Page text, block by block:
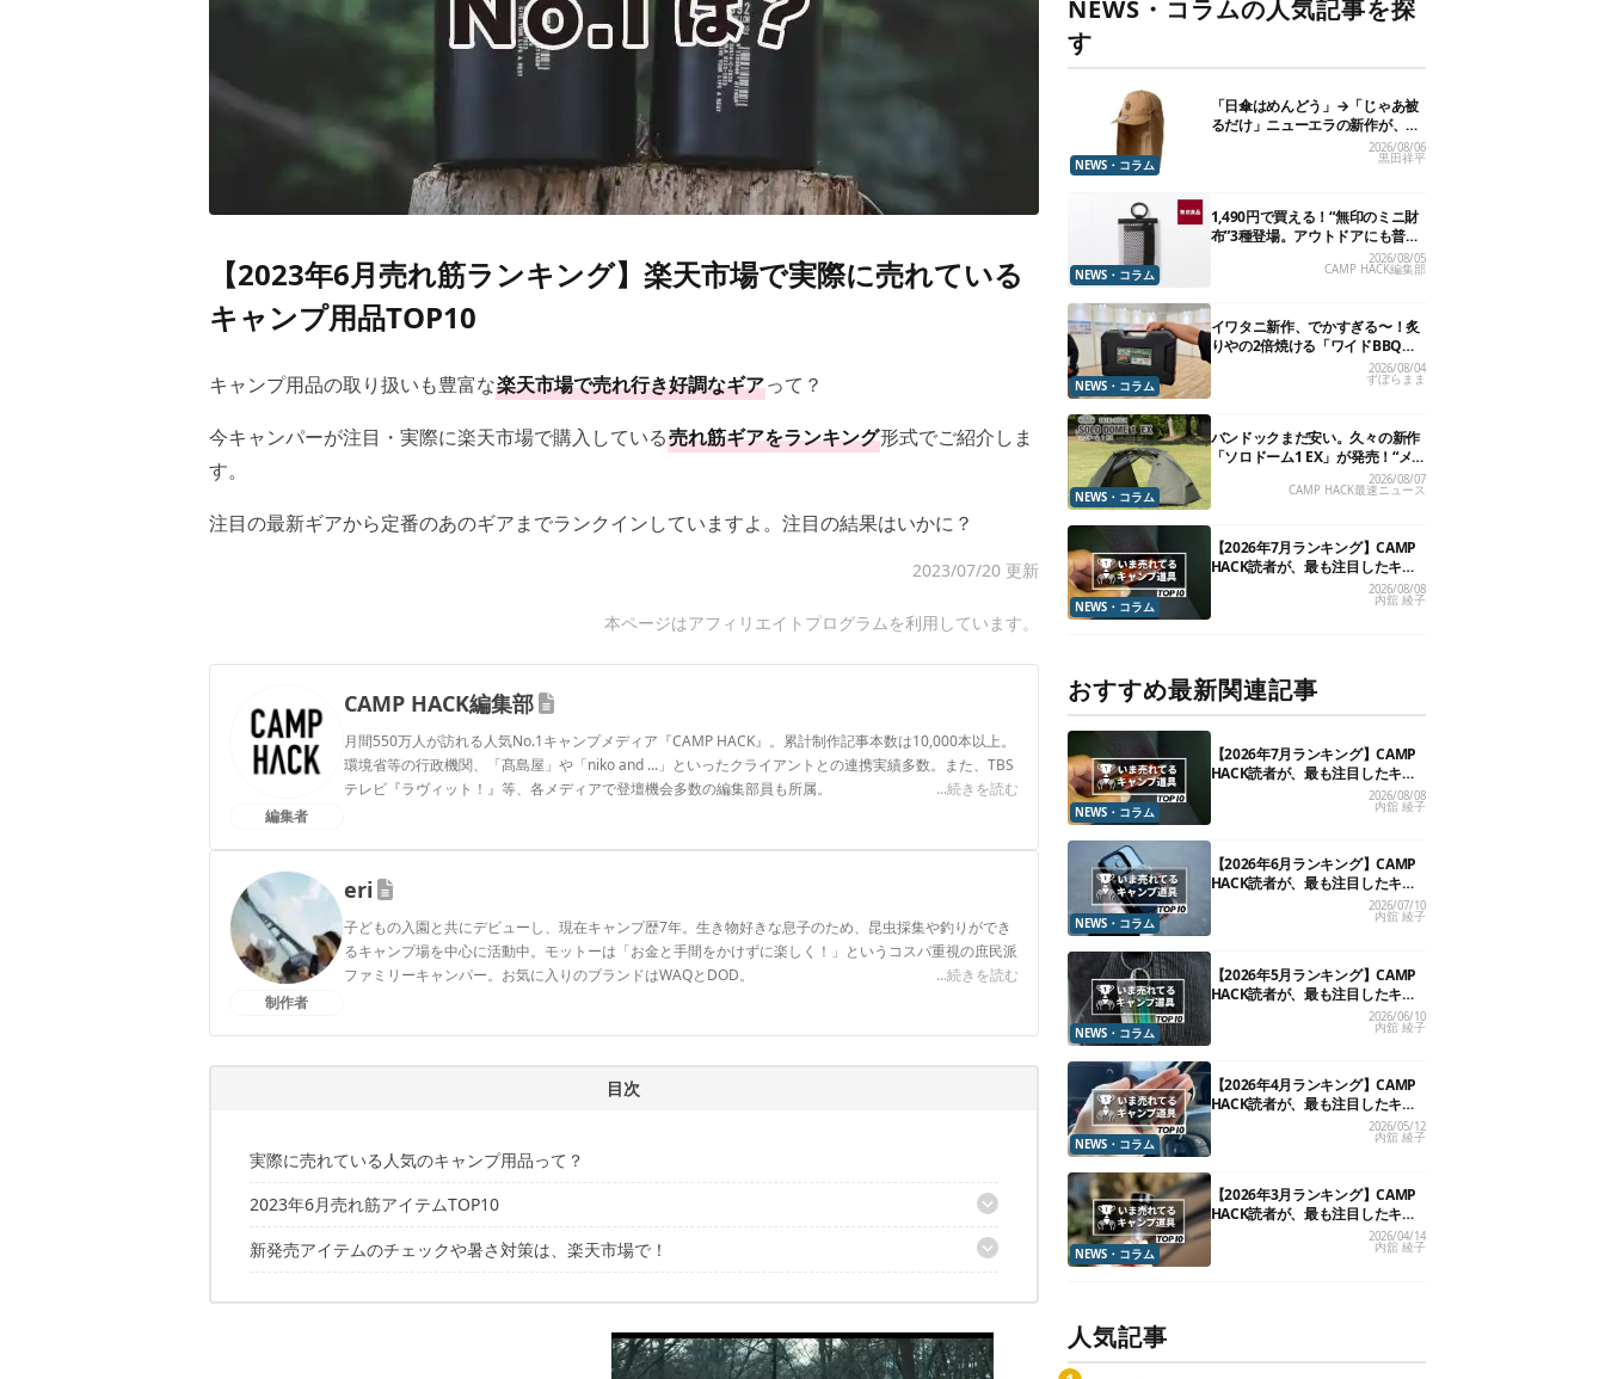
【2023年6月売れ筋ランキング】楽天市場で実際に売れている
キャンプ用品TOP10
キャンプ用品の取り扱いも豊富な楽天市場で売れ行き好調なギアって？
今キャンパーが注目・実際に楽天市場で購入している売れ筋ギアをランキング形式でご紹介しま
す。
注目の最新ギアから定番のあのギアまでランクインしていますよ。注目の結果はいかに？
2023/07/20 更新
本ページはアフィリエイトプログラムを利用しています。
編集者
CAMP HACK編集部
月間550万人が訪れる人気No.1キャンプメディア『CAMP HACK』。累計制作記事本数は10,000本以上。
環境省等の行政機関、「髙島屋」や「niko and ...」といったクライアントとの連携実績多数。また、TBS
テレビ『ラヴィット！』等、各メディアで登壇機会多数の編集部員も所属。
...続きを読む
制作者
eri
子どもの入園と共にデビューし、現在キャンプ歴7年。生き物好きな息子のため、昆虫採集や釣りができ
るキャンプ場を中心に活動中。モットーは「お金と手間をかけずに楽しく！」というコスパ重視の庶民派
ファミリーキャンパー。お気に入りのブランドはWAQとDOD。
...続きを読む
目次
実際に売れている人気のキャンプ用品って？
2023年6月売れ筋アイテムTOP10
第10位：VENTLAX「アジャスタブルコット」
第8位：Coleman「キャンパーインフレーターマットハイピーク」
新発売アイテムのチェックや暑さ対策は、楽天市場で！
今ならお買い得ポイントアップイベント開催中！
NEWS・コラムの人気記事を探
す
NEWS・コラム
「日傘はめんどう」→「じゃあ被
るだけ」ニューエラの新作が、真
2026/08/06
黒田祥平
NEWS・コラム
1,490円で買える！“無印のミニ財
布”3種登場。アウトドアにも普段
2026/08/05
CAMP HACK編集部
NEWS・コラム
イワタニ新作、でかすぎる〜！炙
りやの2倍焼ける「ワイドBBQグ
リル」で“豪快焼肉”できるよ【再
販開始】
2026/08/04
ずぼらまま
NEWS・コラム
バンドックまだ安い。久々の新作
「ソロドーム1 EX」が発売！“メ
ッシュインナー”だけでも使える
よ【防災も◎】
2026/08/07
CAMP HACK最速ニュース
NEWS・コラム
【2026年7月ランキング】CAMP
HACK読者が、最も注目したキャ
2026/08/08
内舘 綾子
おすすめ最新関連記事
NEWS・コラム
【2026年7月ランキング】CAMP
HACK読者が、最も注目したキャ
2026/08/08
内舘 綾子
NEWS・コラム
【2026年6月ランキング】CAMP
HACK読者が、最も注目したキャ
2026/07/10
内舘 綾子
NEWS・コラム
【2026年5月ランキング】CAMP
HACK読者が、最も注目したキャ
ンプ道具TOP10
2026/06/10
内舘 綾子
NEWS・コラム
【2026年4月ランキング】CAMP
HACK読者が、最も注目したキャ
ンプ道具TOP10
2026/05/12
内舘 綾子
NEWS・コラム
【2026年3月ランキング】CAMP
HACK読者が、最も注目したキャ
ンプ道具TOP10
2026/04/14
内舘 綾子
人気記事